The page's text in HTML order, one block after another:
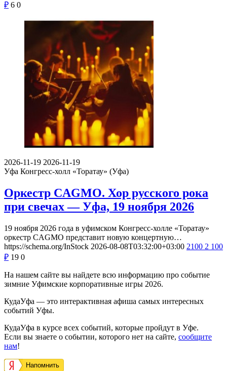
₽ 6 0
2026-11-19 2026-11-19
Уфа Конгресс-холл «Торатау» (Уфа)
Оркестр CAGMO. Хор русского рока
при свечах — Уфа, 19 ноября 2026
19 ноября 2026 года в уфимском Конгресс-холле «Торатау»
оркестр CAGMO представит новую концертную…
https://schema.org/InStock 2026-08-08T03:32:00+03:00 2100 2 100
₽ 19 0
На нашем сайте вы найдете всю информацию про событие
зимние Уфимские корпоративные игры 2026.
КудаУфа — это интерактивная афиша самых интересных
событий Уфы.
КудаУфа в курсе всех событий, которые пройдут в Уфе.
Если вы знаете о событии, которого нет на сайте, сообщите
нам!
Напомнить